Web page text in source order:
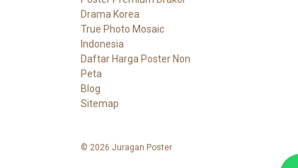
Drama Korea
True Photo Mosaic
Indonesia
Daftar Harga Poster Non
Peta
Blog
Sitemap
© 2026 Juragan Poster